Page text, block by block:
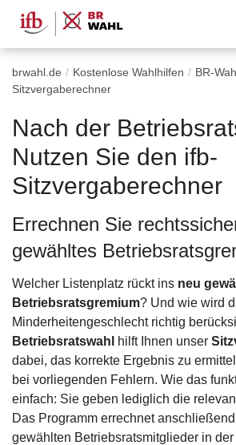
brwahl.de Kostenlose Wahlhilfen
BR-
Sitzvergaberechner
Nach der
Nutzen Sie den ifb-
Sitzvergaberechner
Errechnen Sie
gewähltes
Welcher Listenplatz rückt ins neu
Betriebsratsgremium? Und wie wird
Minderheitengeschlecht richtig
Betriebsratswahl
hilft Ihnen unser
dabei, das korrekte Ergebnis zu
bei vorliegenden Fehlern. Wie das
einfach: Sie geben lediglich die
Das Programm errechnet
gewählten Betriebsratsmitglieder in der